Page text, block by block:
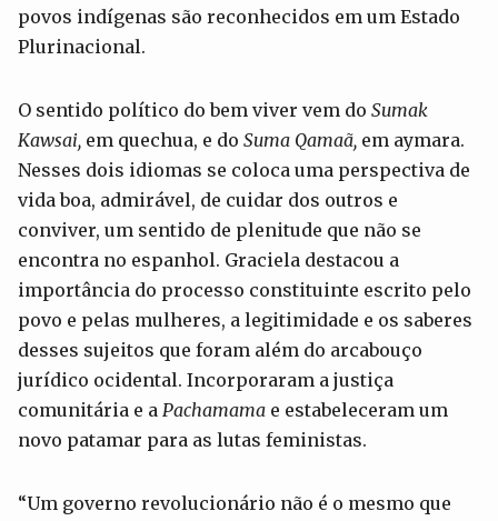
povos indígenas são reconhecidos em um Estado
Plurinacional.
O sentido político do bem viver vem do Sumak
Kawsai, em quechua, e do Suma Qamaã, em aymara.
Nesses dois idiomas se coloca uma perspectiva de
vida boa, admirável, de cuidar dos outros e
conviver, um sentido de plenitude que não se
encontra no espanhol. Graciela destacou a
importância do processo constituinte escrito pelo
povo e pelas mulheres, a legitimidade e os saberes
desses sujeitos que foram além do arcabouço
jurídico ocidental. Incorporaram a justiça
comunitária e a Pachamama e estabeleceram um
novo patamar para as lutas feministas.
“Um governo revolucionário não é o mesmo que